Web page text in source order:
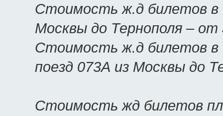
Стоимость ж.д билетов в
Москвы до Тернополя – от
Стоимость ж.д билетов в
поезд 073А из Москвы до
Стоимость жд билетов